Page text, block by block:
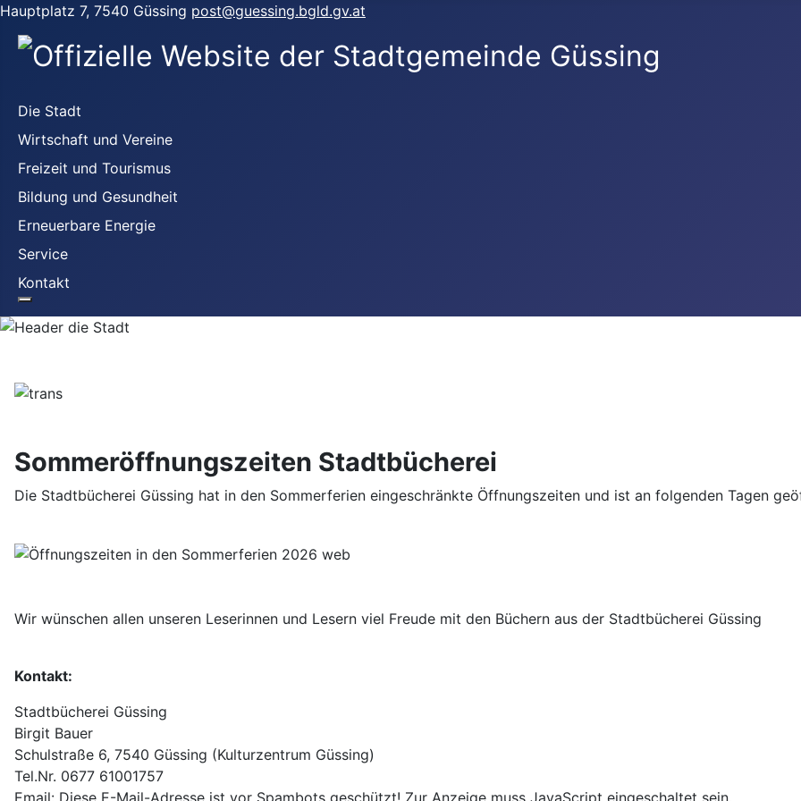
Hauptplatz 7, 7540 Güssing post@guessing.bgld.gv.at
Die Stadt
Wirtschaft und Vereine
Freizeit und Tourismus
Bildung und Gesundheit
Erneuerbare Energie
Service
Kontakt
Sommeröffnungszeiten Stadtbücherei
Die Stadtbücherei Güssing hat in den Sommerferien eingeschränkte Öffnungszeiten und ist an folgenden Tagen
Wir wünschen allen unseren Leserinnen und Lesern viel Freude mit den Büchern aus der Stadtbücherei Güssing
Kontakt:
Stadtbücherei Güssing
Birgit Bauer
Schulstraße 6, 7540 Güssing (Kulturzentrum Güssing)
Tel.Nr. 0677 61001757
Email: Diese E-Mail-Adresse ist vor Spambots geschützt! Zur Anzeige muss JavaScript eingeschaltet sein.